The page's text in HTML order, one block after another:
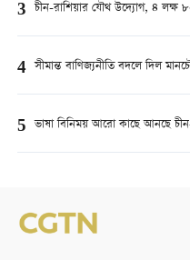
3 চীন-রাশিয়ার যৌথ উদ্যোগ, ৪ লক্ষ
4 সীমান্ত বাণিজ্যনীতি বদলে দিল
5 ভাষা বিনিময় আরো কাছে আনছে